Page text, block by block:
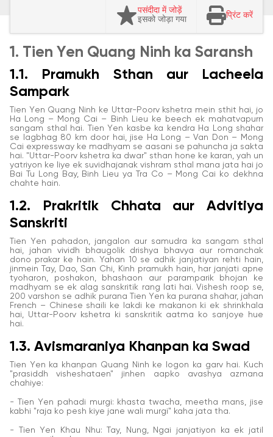
पसंदीदा में जोड़ें
इसको जोड़ा गया
प्रिंट करें
1. Tien Yen Quang Ninh ka Saransh
1.1. Pramukh Sthan aur Lacheela
Sampark
Tien Yen Quang Ninh ke Uttar-Poorv kshetra mein sthit hai, jo
Ha Long – Mong Cai – Binh Lieu ke beech ek mahatvapurn
sangam sthal hai. Tien Yen kasbe ka kendra Ha Long shahar
se lagbhag 80 km door hai, jise Ha Long – Van Don – Mong
Cai expressway ke madhyam se aasani se pahuncha ja sakta
hai. "Uttar-Poorv kshetra ka dwar" sthan hone ke karan, yah un
yatriyon ke liye ek suvidhajanak vishram sthal mana jata hai jo
Bai Tu Long Bay, Binh Lieu ya Tra Co – Mong Cai ko dekhna
chahte hain.
1.2. Prakritik Chhata aur Advitiya
Sanskriti
Tien Yen pahadon, jangalon aur samudra ka sangam sthal
hai, jahan vividh bhaugolik drishya bhavya aur romanchak
dono prakar ke hain. Yahan 10 se adhik janjatiyan rehti hain,
jinmein Tay, Dao, San Chi, Kinh pramukh hain, har janjati apne
tyoharon, poshakon, bhashaon aur paramparik bhojan ke
madhyam se ek alag sanskritik rang lati hai. Vishesh roop se,
200 varshon se adhik purana Tien Yen ka purana shahar, jahan
French – Chinese shaili ke lakdi ke makanon ki ek shrinkhala
hai, Uttar-Poorv kshetra ki sanskritik aatma ko sanjoye hue
hai.
1.3. Avismaraniya Khanpan ka Swad
Tien Yen ka khanpan Quang Ninh ke logon ka garv hai. Kuch
"prasiddh visheshataen" jinhen aapko avashya azmana
chahiye:
- Tien Yen pahadi murgi: khasta twacha, meetha mans, jise
kabhi "raja ko pesh kiye jane wali murgi" kaha jata tha.
- Tien Yen Khau Nhu: Tay, Nung, Ngai janjatiyon ka ek jatil